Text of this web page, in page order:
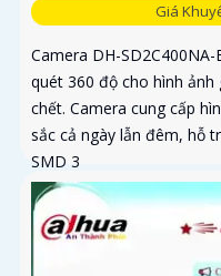
Giá
Camera DH-
quét 360 độ cho hình
chết. Camera cung cấp
sắc cả ngày lẫn đêm, hỗ
SMD 3